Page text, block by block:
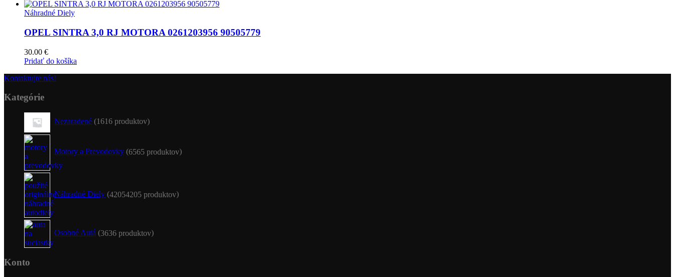
Náhradné Diely
OPEL SINTRA 3,0 RJ MOTORA 0261203956 90505779
30.00 €
Pridať do košíka
Kontaktujte nás!
Kategórie
Nezaradené 1616 produktov
Motory a Prevodovky 6565 produktov
Náhradné Diely 42054205 produktov
Osobné Autá 3636 produktov
Konto